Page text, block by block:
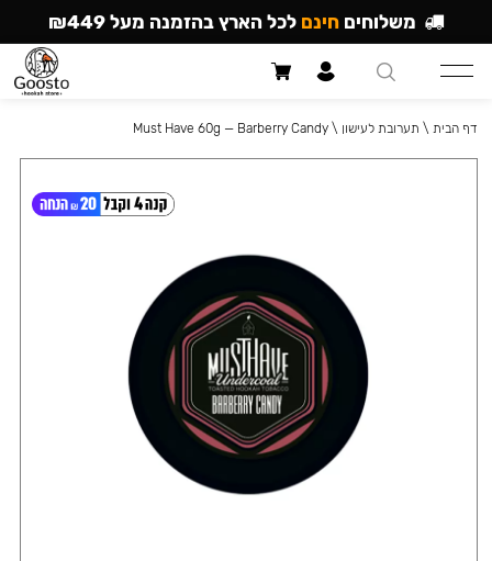
דף הבית \ תערובת לעישון \
Must Have 60g — Barberry Candy
משלוחים חינם לכל הארץ בהזמנה מעל ₪449